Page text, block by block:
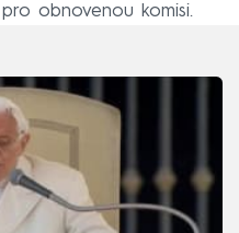
obnovenou komisi.